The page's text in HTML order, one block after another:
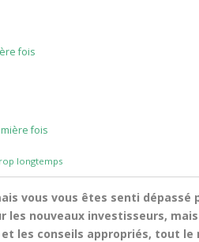
fois
fois
longtemps
vous vous êtes senti dépassé
nouveaux investisseurs, mais
les conseils appropriés, tout le